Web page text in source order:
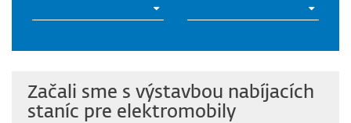
Začali sme s výstavbou nabíjacích
staníc pre elektromobily